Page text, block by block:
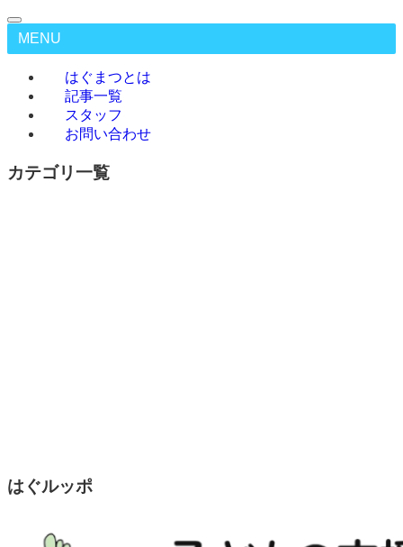
MENU
はぐまつとは
記事一覧
スタッフ
お問い合わせ
カテゴリ一覧
はぐルッポ